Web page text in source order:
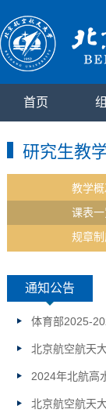
首页
研究生教
教学概
课表一
规章
通知公告
体育部2025-
北京航空航天
2024年北航高
北京航空航天